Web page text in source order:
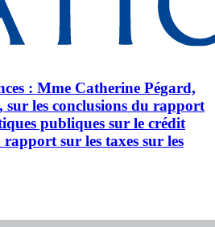
: Mme Catherine Pégard,
sur les conclusions du rapport
publiques sur le crédit
sur les taxes sur les